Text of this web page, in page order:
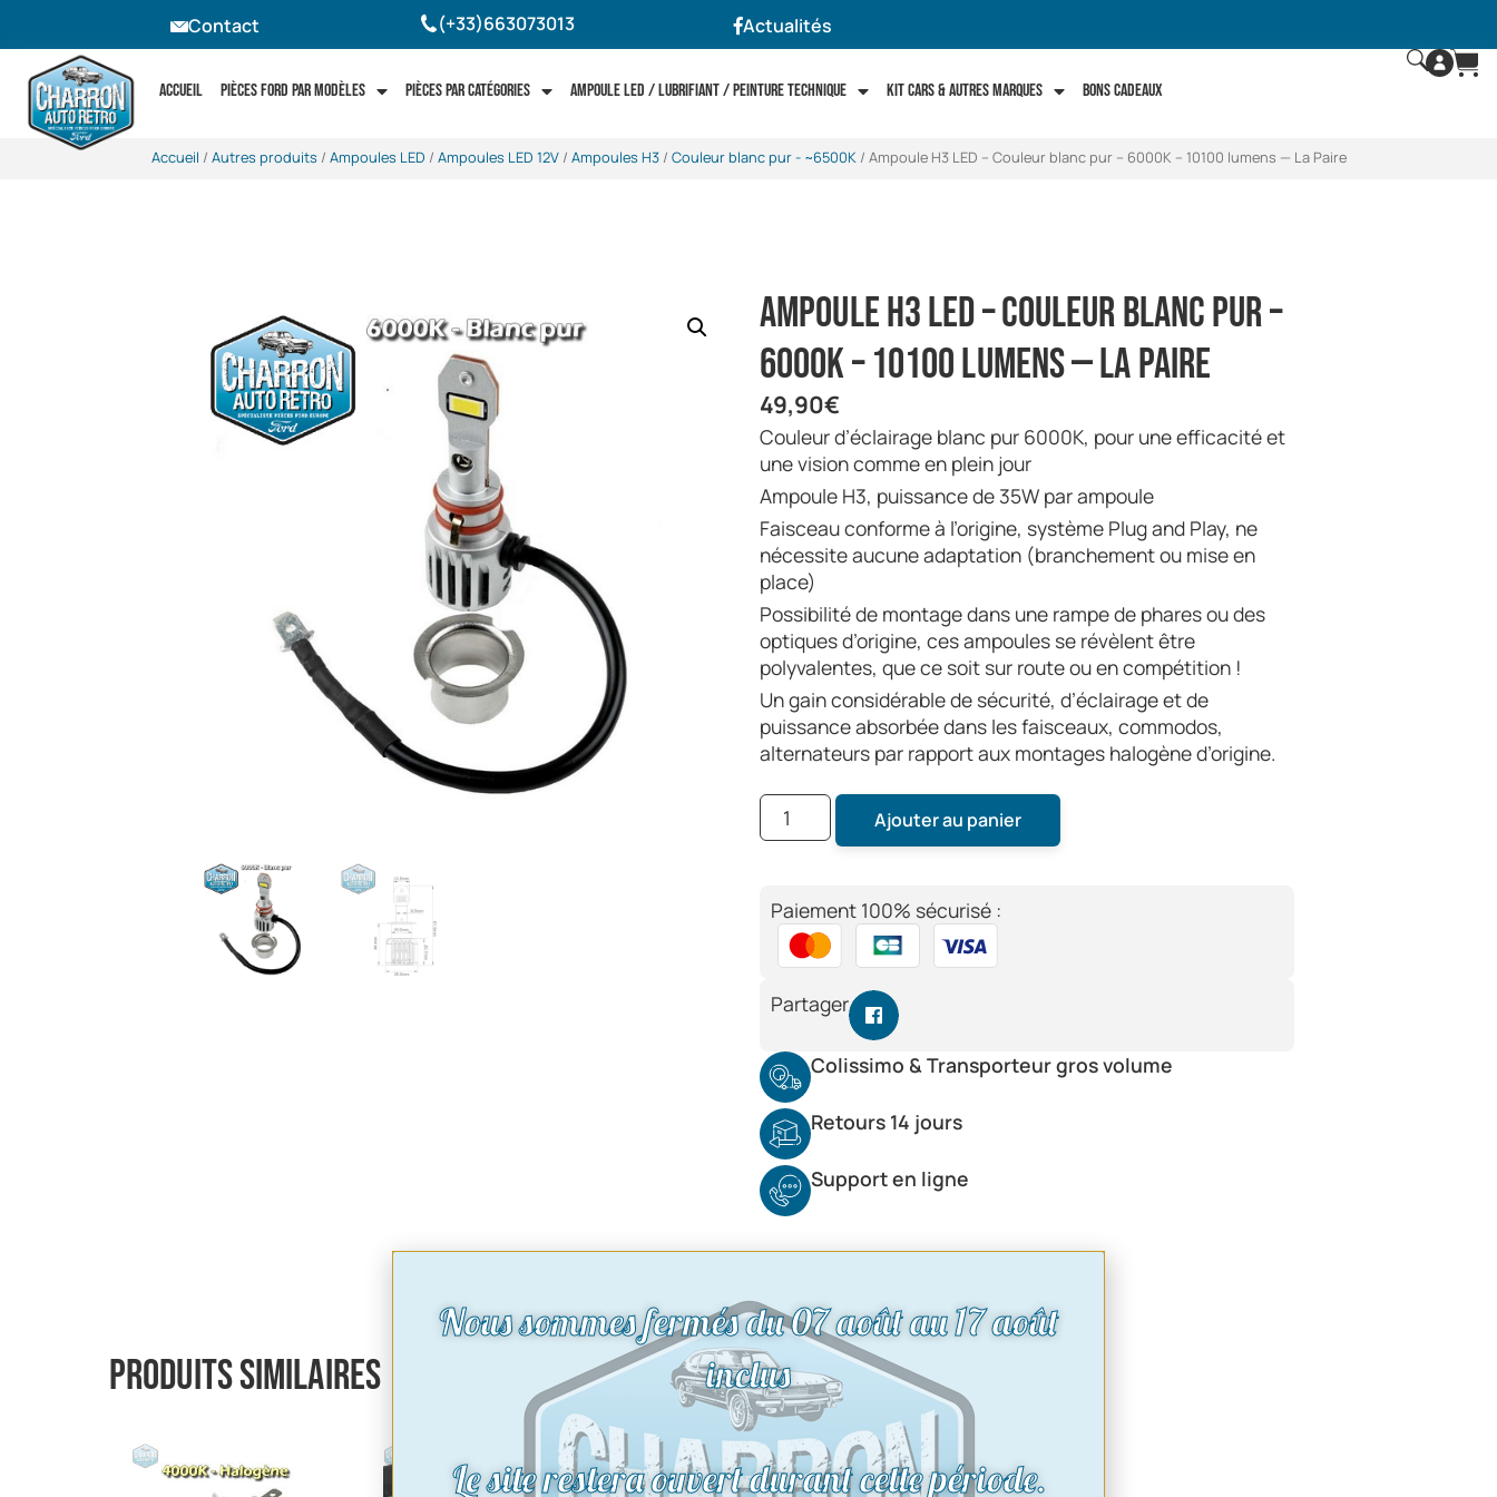
Contact (+33)663073013 Actualités
Accueil Pièces Ford par modèles Pièces par catégories Ampoule LED / Lubrifiant / Peinture technique Kit cars & autres marques Bons Cadeaux
Accueil / Autres produits/ Ampoules LED / Ampoules LED 12V/ Ampoules H3/ Couleur blanc pur - ~6500K/ Ampoule H3 LED – Couleur blanc pur – 6000K – 10100 lumens — La Paire
Ampoule H3 LED – Couleur blanc pur –
6000K – 10100 lumens — La Paire
49,90€
Couleur d’éclairage blanc pur 6000K, pour une efficacité et
une vision comme en plein jour
Ampoule H3, puissance de 35W par ampoule
Faisceau conforme à l’origine, système Plug and Play, ne
nécessite aucune adaptation (branchement ou mise en
place)
Possibilité de montage dans une rampe de phares ou des
optiques d’origine, ces ampoules se révèlent être
polyvalentes, que ce soit sur route ou en compétition !
Un gain considérable de sécurité, d’éclairage et de
puissance absorbée dans les faisceaux, commodos,
alternateurs par rapport aux montages halogène d’origine.
Ajouter au panier
Paiement 100% sécurisé :
Partager
Colissimo & Transporteur gros volume
Retours 14 jours
Support en ligne
Produits similaires
Nous sommes fermés du 07 août au 17 août
inclus
Le site restera ouvert durant cette période.